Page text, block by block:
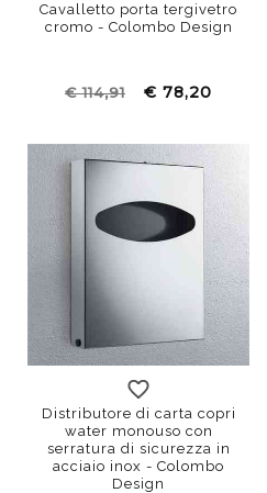
Cavalletto porta tergivetro
cromo - Colombo Design
€ 114,91 € 78,20
Distributore di carta copri
water monouso con
serratura di sicurezza in
acciaio inox - Colombo
Design